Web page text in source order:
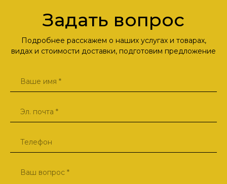
Задать вопрос
Подробнее расскажем о наших услугах и товарах,
видах и стоимости доставки, подготовим предложение